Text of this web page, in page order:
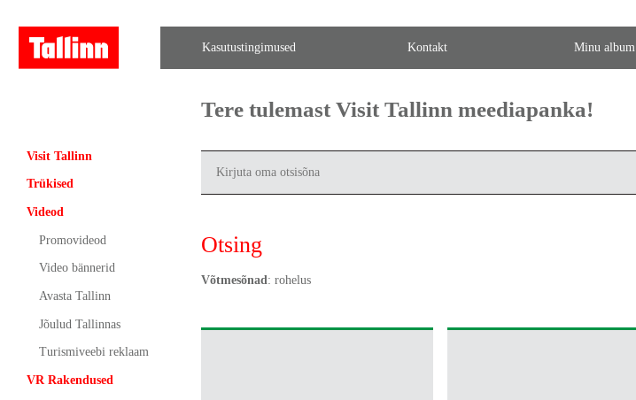
Kasutustingimused Kontakt Minu album
Visit Tallinn
Trükised
Videod
Promovideod
Video bännerid
Avasta Tallinn
Jõulud Tallinnas
Turismiveebi reklaam
VR Rakendused
Tere tulemast Visit Tallinn meediapanka!
Otsing
Võtmesõnad : rohelus